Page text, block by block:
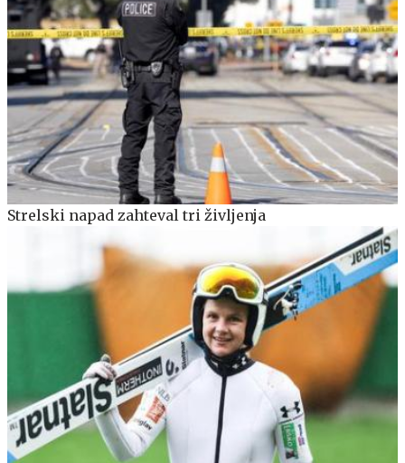
Strelski napad zahteval tri življenja